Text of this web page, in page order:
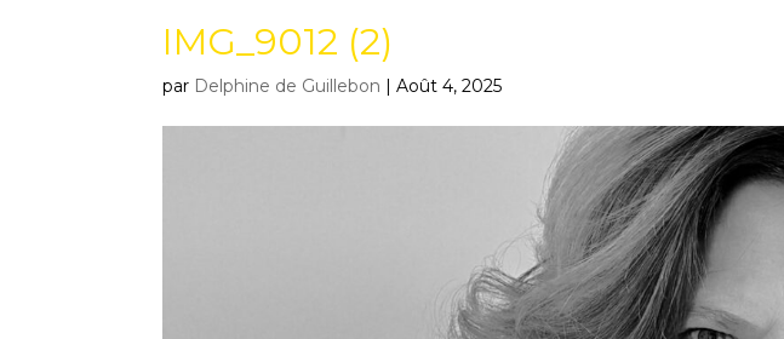
IMG_9012 (2)
par Delphine de Guillebon |Août 4, 2025